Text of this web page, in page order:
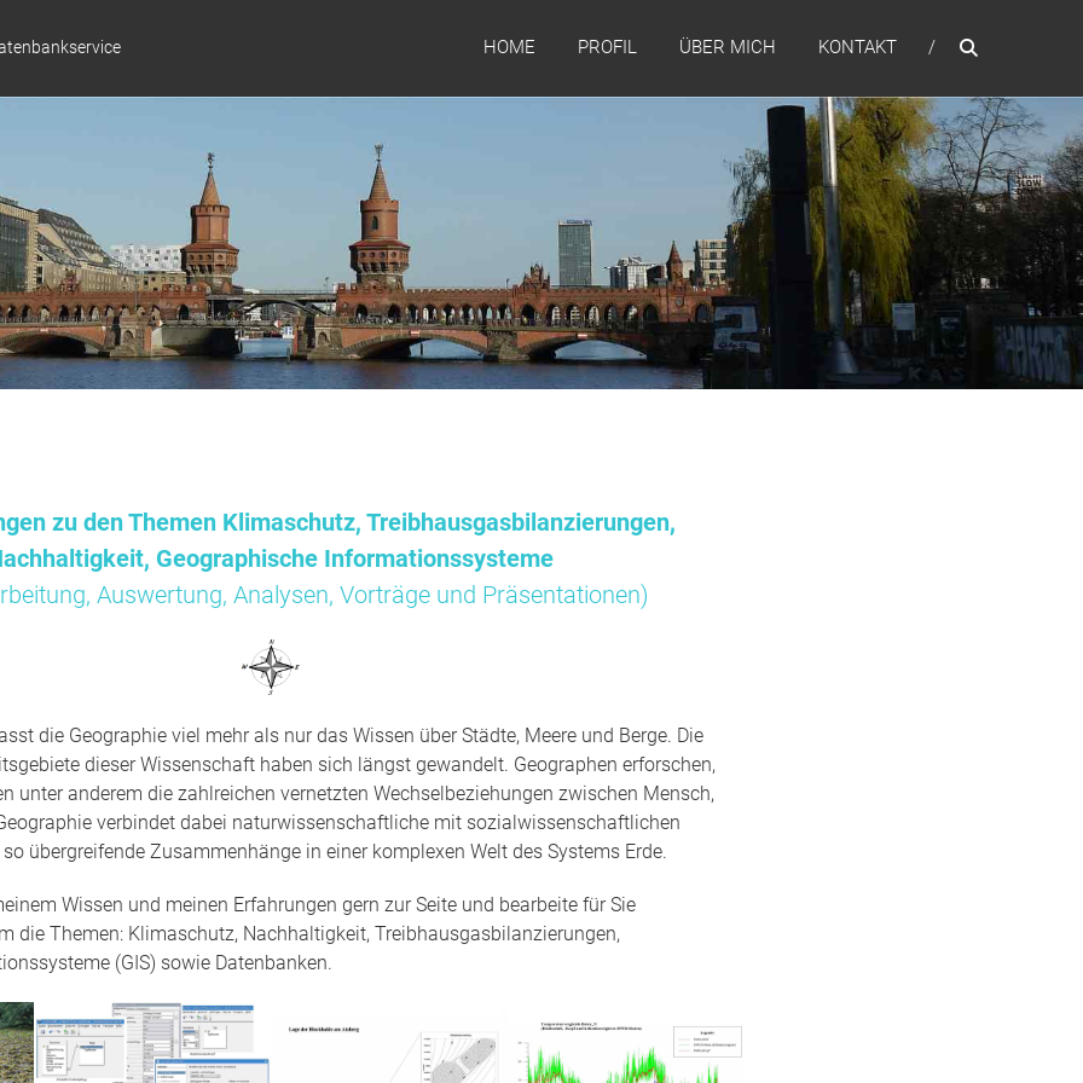
HOME PROFIL ÜBER MICH KONTAKT
zu den Themen Klimaschutz, Treibhausgasbilanzierungen,
Geographische Informationssysteme
Auswertung, Analysen, Vorträge und Präsentationen)
die Geographie viel mehr als nur das Wissen über Städte, Meere und Berge. Die
dieser Wissenschaft haben sich längst gewandelt. Geographen erforschen,
unter anderem die zahlreichen vernetzten Wechselbeziehungen zwischen Mensch,
verbindet dabei naturwissenschaftliche mit sozialwissenschaftlichen
übergreifende Zusammenhänge in einer komplexen Welt des Systems Erde.
Wissen und meinen Erfahrungen gern zur Seite und bearbeite für Sie
die Themen: Klimaschutz, Nachhaltigkeit, Treibhausgasbilanzierungen,
(GIS) sowie Datenbanken.